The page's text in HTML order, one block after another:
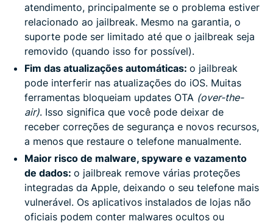
atendimento, principalmente se o problema estiver
relacionado ao jailbreak. Mesmo na garantia, o
suporte pode ser limitado até que o jailbreak seja
removido (quando isso for possível).
Fim das atualizações automáticas: o jailbreak
pode interferir nas atualizações do iOS. Muitas
ferramentas bloqueiam updates OTA (over-the-
air). Isso significa que você pode deixar de
receber correções de segurança e novos recursos,
a menos que restaure o telefone manualmente.
Maior risco de malware, spyware e vazamento
de dados: o jailbreak remove várias proteções
integradas da Apple, deixando o seu telefone mais
vulnerável. Os aplicativos instalados de lojas não
oficiais podem conter malwares ocultos ou